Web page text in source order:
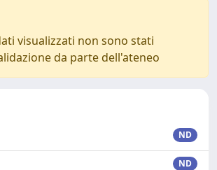
visualizzati non sono stati
da parte dell'ateneo
ND
ND